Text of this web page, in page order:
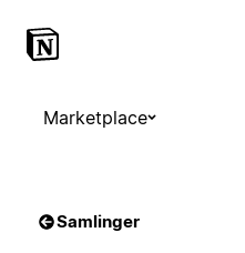
Marketplace
Samlinger